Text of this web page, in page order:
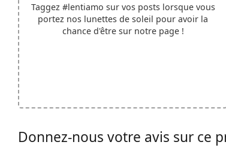
Taggez #lentiamo sur vos posts lorsque vous
portez nos lunettes de soleil pour avoir la
chance d'être sur notre page !
Donnez-nous votre avis sur ce